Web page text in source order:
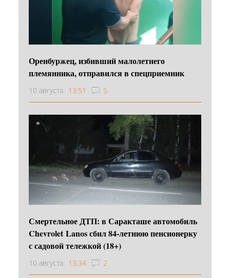
Оренбуржец, избивший малолетнего
племянника, отправился в спецприемник
10 августа 13:51 5
Смертельное ДТП: в Саракташе автомобиль
Chevrolet Lanos сбил 84-летнюю пенсионерку
с садовой тележкой (18+)
10 августа 13:34 2